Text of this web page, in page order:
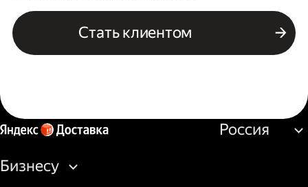
Стать клиентом
Россия
Бизнесу